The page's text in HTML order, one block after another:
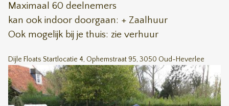
Maximaal 60 deelnemers
kan ook indoor doorgaan: + Zaalhuur
Ook mogelijk bij je thuis: zie verhuur
Dijle Floats Startlocatie 4, Ophemstraat 95, 3050 Oud-Heverlee